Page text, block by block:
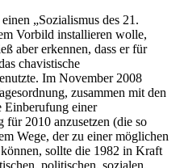
„Sozialismus des 21.
Vorbild installieren wolle,
aber erkennen, dass er für
chavistische
Im November 2008
zusammen mit den
Einberufung einer
für 2010 anzusetzen (die so
Wege, der zu einer möglichen
sollte die 1982 in Kraft
politischen, sozialen,